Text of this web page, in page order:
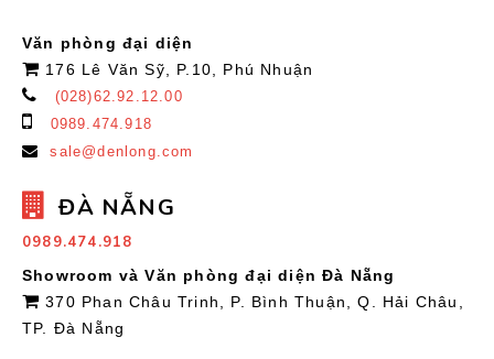
Văn phòng đại diện
176 Lê Văn Sỹ, P.10, Phú Nhuận
(028)62.92.12.00
0989.474.918
sale@denlong.com
ĐÀ NẴNG
0989.474.918
Showroom và Văn phòng đại diện Đà Nẵng
370 Phan Châu Trinh, P. Bình Thuận, Q. Hải Châu,
TP. Đà Nẵng